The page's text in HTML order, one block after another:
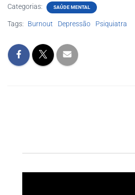
Categorias: SAÚDE MENTAL
Tags: Burnout Depressão Psiquiatra